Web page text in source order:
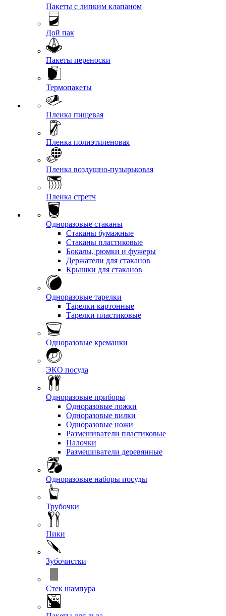
Пакеты с липким клапаном
Дой пак
Пакеты переноски
Термопакеты
Пленка пищевая
Пленка полиэтиленовая
Пленка воздушно-пузырьковая
Пленка стретч
Одноразовые стаканы
Стаканы бумажные
Стаканы пластиковые
Бокалы, рюмки и фужеры
Держатели для стаканов
Крышки для стаканов
Одноразовые тарелки
Тарелки картонные
Тарелки пластиковые
Одноразовые креманки
ЭКО посуда
Одноразовые приборы
Одноразовые ложки
Одноразовые вилки
Одноразовые ножи
Размешиватели пластиковые
Палочки
Размешиватели деревянные
Одноразовые наборы посуды
Трубочки
Пики
Зубочистки
Стек шампура